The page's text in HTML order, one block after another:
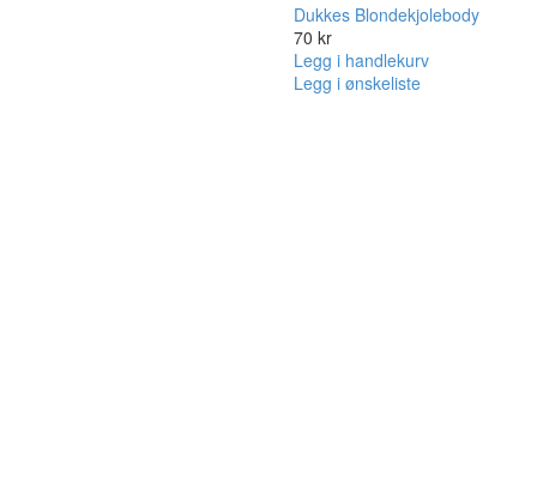
Dukkes Blondekjolebody
70 kr
Legg i handlekurv
Legg i ønskeliste